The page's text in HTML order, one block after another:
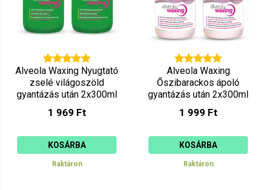
Alveola Waxing Nyugtató
zselé világoszöld
gyantázás után 2x300ml
AW9713
1 969 Ft
KOSÁRBA
Raktáron
Alveola Waxing
Őszibarackos ápoló
gyantázás után 2x300ml
AW9712
1 999 Ft
KOSÁRBA
Raktáron